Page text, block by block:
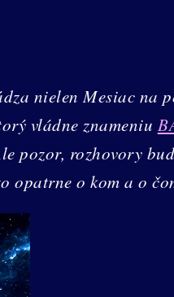
nielen Mesiac na
vládne znameniu
pozor, rozhovory
opatrne o kom a o